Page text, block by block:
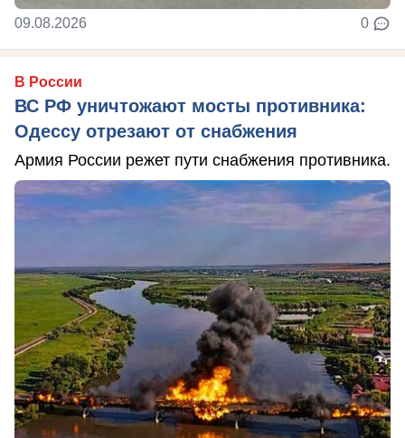
09.08.2026 0
В России
ВС РФ уничтожают мосты противника:
Одессу отрезают от снабжения
Армия России режет пути снабжения противника.